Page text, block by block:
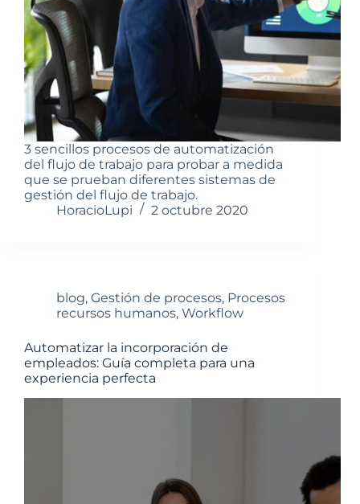
3 sencillos procesos de automatización
del flujo de trabajo para probar a medida
que se prueban diferentes sistemas de
gestión del flujo de trabajo.
HoracioLupi
2 octubre 2020
blog, Gestión de procesos, Procesos
recursos humanos, Workflow
Automatizar la incorporación de
empleados: Guía completa para una
experiencia perfecta